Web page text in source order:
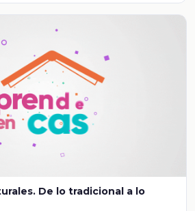
De lo tradicional a lo